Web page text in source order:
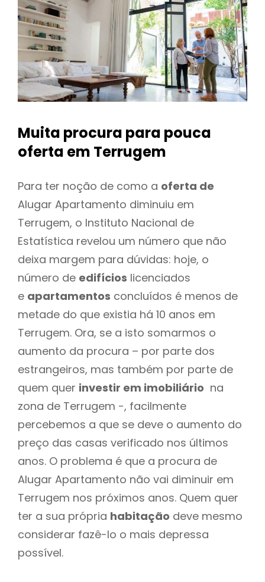
Muita procura para pouca
oferta em Terrugem
Para ter noção de como a oferta de
Alugar Apartamento diminuiu em
Terrugem, o Instituto Nacional de
Estatística revelou um número que não
deixa margem para dúvidas: hoje, o
número de edifícios licenciados
e apartamentos concluídos é menos de
metade do que existia há 10 anos em
Terrugem. Ora, se a isto somarmos o
aumento da procura – por parte dos
estrangeiros, mas também por parte de
quem quer investir em imobiliário na
zona de Terrugem -, facilmente
percebemos a que se deve o aumento do
preço das casas verificado nos últimos
anos. O problema é que a procura de
Alugar Apartamento não vai diminuir em
Terrugem nos próximos anos. Quem quer
ter a sua própria habitação deve mesmo
considerar fazê-lo o mais depressa
possível.